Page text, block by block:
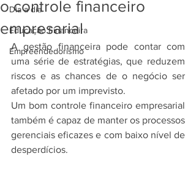
Dia a dia
Educação Financeira
Empreendedorismo
o controle financeiro
empresarial
A gestão financeira pode contar com
uma série de estratégias, que reduzem
riscos e as chances de o negócio ser
afetado por um imprevisto.
Um bom controle financeiro empresarial
também é capaz de manter os processos
gerenciais eficazes e com baixo nível de
desperdícios.